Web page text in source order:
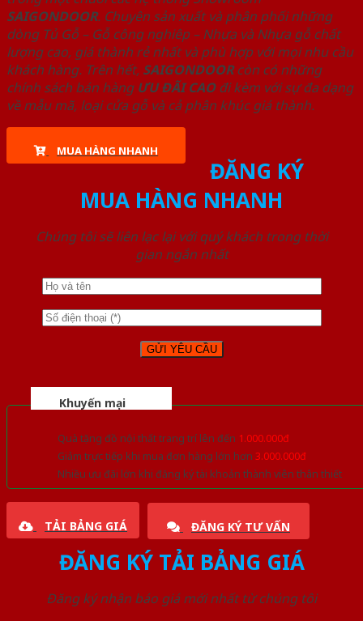
SAIGONDOOR. Chuyên sản xuất và phân phối những
dòng Tủ Gỗ – Gỗ công nghiêp – Nhựa và Nhựa gỗ chất
lượng cao, giá thành rẻ nhất và phù hợp với mọi nhu cầu
khách hàng. Trên hết, SAIGONDOORcòn có những
chính sách bán hàng ƯU ĐÃI CAOđi kèm với sự đa dạng
về mẫu mã, loại cửa gỗ và cả phân khúc giá thành.
MUA HÀNG NHANH
ĐĂNG KÝ
MUA HÀNG NHANH
Chúng tôi sẽ liên lạc lại với quý khách trong thời
gian ngắn nhất
Khuyến mại
Quà tặng đồ nội thất trang trí lên đến 1.000.000đ
Giảm trực tiếp khi mua đơn hàng lớn hơn 3.000.000đ
Nhiều ưu đãi lớn khi đăng ký tài khoản thành viên thân thiết
TẢI BẢNG GIÁ ĐĂNG KÝ TƯ VẤN
ĐĂNG KÝ TẢI BẢNG GIÁ
Đăng ký nhận báo giá mới nhất từ chúng tôi